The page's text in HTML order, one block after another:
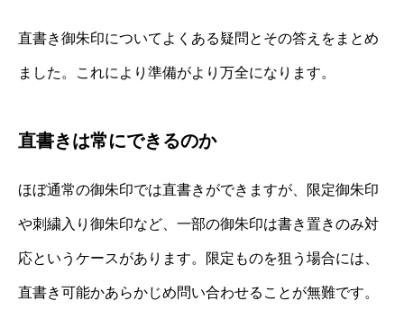
直書き御朱印についてよくある疑問とその答えをまとめ
ました。これにより準備がより万全になります。
直書きは常にできるのか
ほぼ通常の御朱印では直書きができますが、限定御朱印
や刺繍入り御朱印など、一部の御朱印は書き置きのみ対
応というケースがあります。限定ものを狙う場合には、
直書き可能かあらかじめ問い合わせることが無難です。